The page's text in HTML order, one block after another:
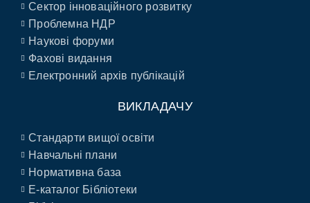
Сектор інноваційного розвитку
Проблемна НДР
Наукові форуми
Фахові видання
Електронний архів публікацій
ВИКЛАДАЧУ
Стандарти вищої освіти
Навчальні плани
Нормативна база
E-каталог Бібліотеки